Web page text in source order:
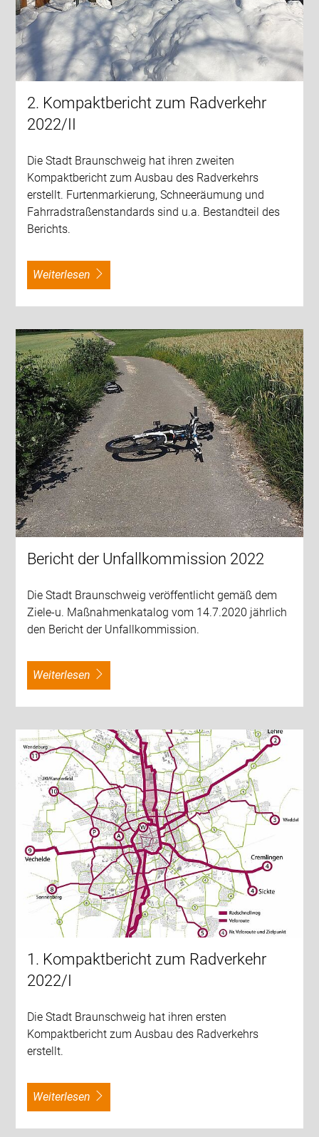
2. Kompaktbericht zum Radverkehr
2022/II
Die Stadt Braunschweig hat ihren zweiten
Kompaktbericht zum Ausbau des Radverkehrs
erstellt. Furtenmarkierung, Schneeräumung und
Fahrradstraßenstandards sind u.a. Bestandteil des
Berichts.
weiterlesen
Bericht der Unfallkommission 2022
Die Stadt Braunschweig veröffentlicht gemäß dem
Ziele-u. Maßnahmenkatalog vom 14.7.2020 jährlich
den Bericht der Unfallkommission.
weiterlesen
1. Kompaktbericht zum Radverkehr
2022/I
Die Stadt Braunschweig hat ihren ersten
Kompaktbericht zum Ausbau des Radverkehrs
erstellt.
weiterlesen